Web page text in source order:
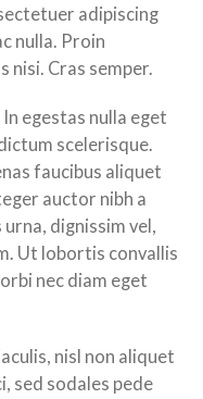
adipiscing
nulla. Proin
nisi. Cras semper.
egestas nulla eget
scelerisque.
faucibus aliquet
auctor nibh a
dignissim vel,
Ut lobortis convallis
nec diam eget
nisl non aliquet
sed sodales pede